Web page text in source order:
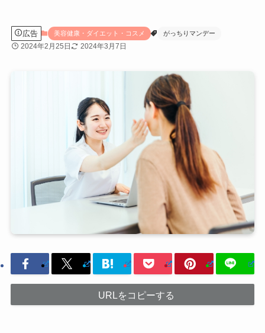
広告 美容健康・ダイエット・コスメ がっちりマンデー
2024年2月25日 2024年3月7日
URLをコピーする